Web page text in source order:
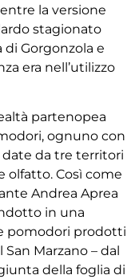
la versione
stagionato
Gorgonzola e
era nell’utilizzo
partenopea
ognuno con
da tre territori
olfatto. Così come
Andrea Aprea
in una
pomodori prodotti
San Marzano – dal
della foglia di